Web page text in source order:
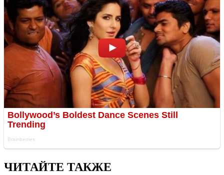
ЧИТАЙТЕ ТАКЖЕ